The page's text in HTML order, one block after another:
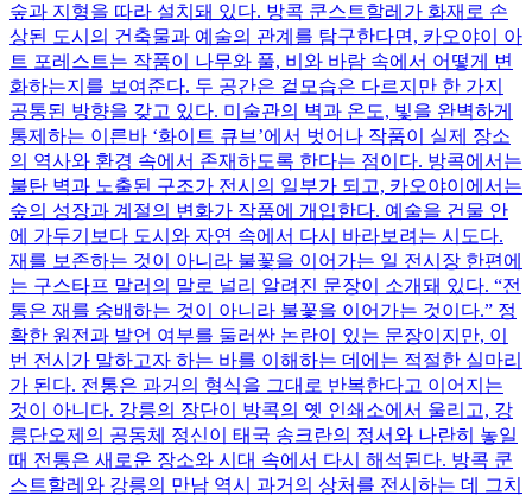
숲과 지형을 따라 설치돼 있다. 방콕 쿤스트할레가 화재로 손
상된 도시의 건축물과 예술의 관계를 탐구한다면, 카오야이 아
트 포레스트는 작품이 나무와 풀, 비와 바람 속에서 어떻게 변
화하는지를 보여준다. 두 공간은 겉모습은 다르지만 한 가지
공통된 방향을 갖고 있다. 미술관의 벽과 온도, 빛을 완벽하게
통제하는 이른바 ‘화이트 큐브’에서 벗어나 작품이 실제 장소
의 역사와 환경 속에서 존재하도록 한다는 점이다. 방콕에서는
불탄 벽과 노출된 구조가 전시의 일부가 되고, 카오야이에서는
숲의 성장과 계절의 변화가 작품에 개입한다. 예술을 건물 안
에 가두기보다 도시와 자연 속에서 다시 바라보려는 시도다.
재를 보존하는 것이 아니라 불꽃을 이어가는 일 전시장 한편에
는 구스타프 말러의 말로 널리 알려진 문장이 소개돼 있다. “전
통은 재를 숭배하는 것이 아니라 불꽃을 이어가는 것이다.” 정
확한 원전과 발언 여부를 둘러싼 논란이 있는 문장이지만, 이
번 전시가 말하고자 하는 바를 이해하는 데에는 적절한 실마리
가 된다. 전통은 과거의 형식을 그대로 반복한다고 이어지는
것이 아니다. 강릉의 장단이 방콕의 옛 인쇄소에서 울리고, 강
릉단오제의 공동체 정신이 태국 송크란의 정서와 나란히 놓일
때 전통은 새로운 장소와 시대 속에서 다시 해석된다. 방콕 쿤
스트할레와 강릉의 만남 역시 과거의 상처를 전시하는 데 그치